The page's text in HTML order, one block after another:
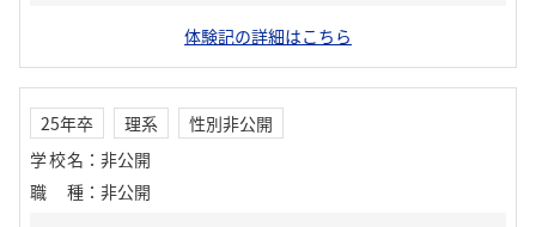
体験記の詳細はこちら
25年卒 理系
性別非公開
学校名 ： 非公開
職種 ： 非公開